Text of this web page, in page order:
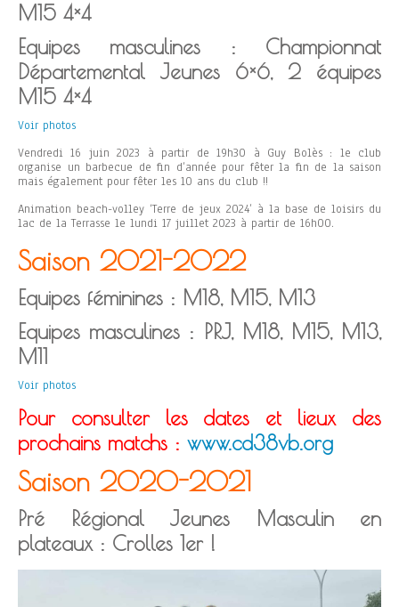
M15 4×4
Equipes masculines : Championnat
Départemental Jeunes 6×6, 2 équipes
M15 4×4
Voir photos
Vendredi 16 juin 2023 à partir de 19h30 à Guy Bolès : le club
organise un barbecue de fin d’année pour fêter la fin de la saison
mais également pour fêter les 10 ans du club !!
Animation beach-volley ‘Terre de jeux 2024’ à la base de loisirs du
lac de la Terrasse le lundi 17 juillet 2023 à partir de 16h00.
Saison 2021-2022
Equipes féminines : M18, M15, M13
Equipes masculines : PRJ, M18, M15, M13,
M11
Voir photos
Pour consulter les dates et lieux des
prochains matchs : www.cd38vb.org
Saison 2020-2021
Pré Régional Jeunes Masculin en
plateaux : Crolles 1er !